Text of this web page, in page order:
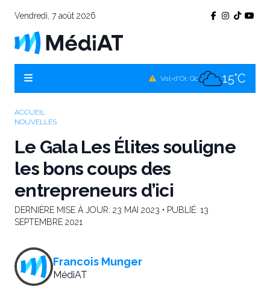
Vendredi, 7 août 2026
Val-d'Or, Qc 15°C
ACCUEIL
NOUVELLES
Le Gala Les Élites souligne
les bons coups des
entrepreneurs d’ici
DERNIÈRE MISE À JOUR: 23 MAI 2023 • PUBLIÉ: 13
SEPTEMBRE 2021
Francois Munger
MédiAT